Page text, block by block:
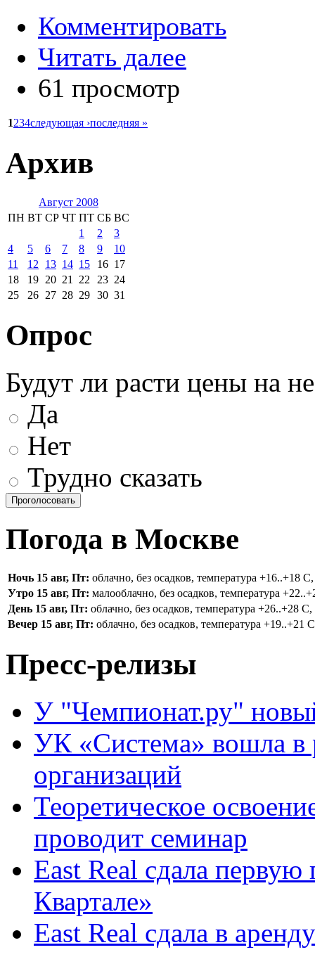
Комментировать
Читать далее
61 просмотр
1234следующая ›последняя »
Архив
Август 2008
ПН ВТ СР ЧТ ПТ СБ ВС
1
2
3
4
5 6 7 8 9
10
11
12 13 14 15 16 17
18
19 20 21 22 23 24
25
26 27 28 29 30 31
Опрос
Будут ли расти цены на
Да
Нет
Трудно сказать
Погода в Москве
Ночь 15 авг, Пт: облачно, без осадков, температура +16..+18
Утро 15 авг, Пт: малооблачно, без осадков, температура
День 15 авг, Пт: облачно, без осадков, температура +26..+28
Вечер 15 авг, Пт: облачно, без осадков, температура
Пресс-релизы
У "Чемпионат.ру"
УК «Система» вошла в
организаций
Теоретическое
проводит семинар
East Real сдала
Квартале»
East Real сдала в